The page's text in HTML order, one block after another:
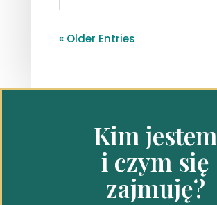
« Older Entries
Kim jestem
i czym się
zajmuję?